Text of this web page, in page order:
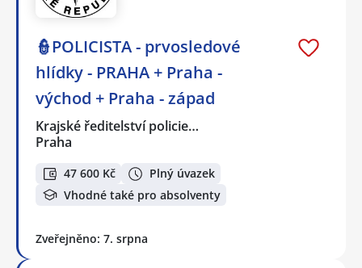
👮POLICISTA - prvosledové
hlídky - PRAHA + Praha -
východ + Praha - západ
Krajské ředitelství policie…
Praha
47 600 Kč
Plný úvazek
Vhodné také pro absolventy
Zveřejněno: 7. srpna